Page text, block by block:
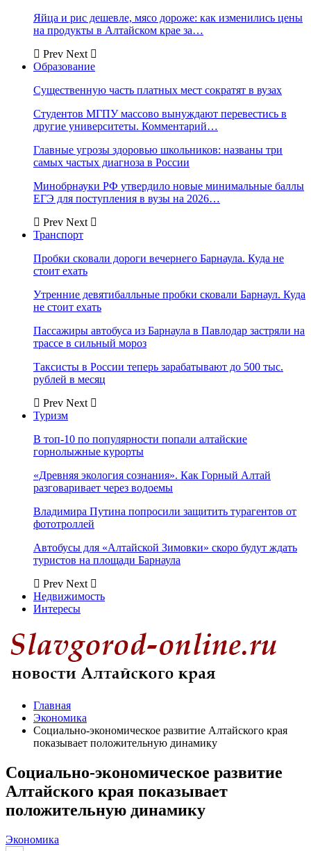
Яйца и рис дешевле, мясо дороже: как изменились цены
на продукты в Алтайском крае за…
Prev Next
Образование
Существенную часть платных мест сократят в вузах
Студентов МГПУ массово вынуждают перевестись в
другие университеты. Комментарий…
Главные угрозы здоровью школьников: названы три
самых частых диагноза в России
Минобрнауки РФ утвердило новые минимальные баллы
ЕГЭ для поступления в вузы на 2026…
Prev Next
Транспорт
Пробки сковали дороги вечернего Барнаула. Куда не
стоит ехать
Утренние девятибалльные пробки сковали Барнаул. Куда
не стоит ехать
Пассажиры автобуса из Барнаула в Павлодар застряли на
трассе в сильный мороз
Таксисты в России теперь зарабатывают до 500 тыс.
рублей в месяц
Prev Next
Туризм
В топ-10 по популярности попали алтайские
горнолыжные курорты
«Древняя экология сознания». Как Горный Алтай
разговаривает через водоемы
Владимира Путина попросили защитить турагентов от
фототроллей
Автобусы для «Алтайской Зимовки» скоро будут ждать
туристов на площади Барнаула
Prev Next
Недвижимость
Интересы
Главная
Экономика
Социально-экономическое развитие Алтайского края
показывает положительную динамику
Социально-экономическое развитие
Алтайского края показывает
положительную динамику
Экономика